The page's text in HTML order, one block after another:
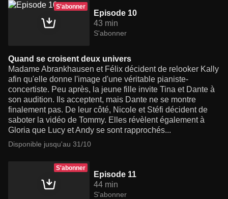
S'abonner
Episode 10
43 min
S'abonner
Quand se croisent deux univers
Madame Abrankhausen et Félix décident de relooker Kally
afin qu'elle donne l'image d'une véritable pianiste-
concertiste. Peu après, la jeune fille invite Tina et Dante à
son audition. Ils acceptent, mais Dante ne se montre
finalement pas. De leur côté, Nicole et Stéfi décident de
saboter la vidéo de Tommy. Elles révèlent également à
Gloria que Lucy et Andy se sont rapprochés...
Disponible jusqu'au 31/10
S'abonner
Episode 11
44 min
S'abonner